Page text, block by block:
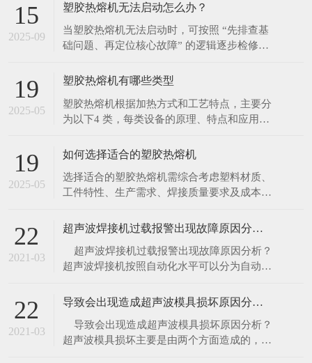
15
2025-09
塑胶热熔机无法启动怎么办？
当塑胶热熔机无法启动时，可按照 “先排查基
础问题、再定位核心故障” 的逻辑逐步检修，
（最常见原因） 检查外部供电链路 确认设备
断电； 测试插座本身是否通电（可插入其他
电器如手机充电器验证），排除插座故障或
19
2025-05
塑胶热熔机有哪些类型
塑胶热熔机根据加热方式和工艺特点，主要分
为以下4 类，每类设备的原理、特点和应用场
一块金属板（热板）至设定温度，将塑料件的
迅速将两塑料件压合，冷却后完成焊接。 特
点 优势：加热面积大、熔深可控，适
19
2025-05
如何选择适合的塑胶热熔机
选择适合的塑胶热熔机需综合考虑塑料材质、
工件特性、生产需求、焊接质量要求及成本预
准匹配设备类型： 一、核心选型维度分析 1.
塑料材质与焊接特性 热塑性塑料（如 PP、
PE、ABS、PC）：适合所有热熔工艺（热
板、热气、超声波、红外）。 热固性塑料
22
2021-03
超声波焊接机过载报警出现故障原因分析？
​ 超声波焊接机过载报警出现故障原因分析？
超声波焊接机按照自动化水平可以分为自动焊
于现代化企业来讲，自动化水平越高越有利于
企业流水线生产，所以自动焊接机的使用是企
业未来的一个趋势。​ 1、空载测试：
22
2021-03
导致会出现造成超声波模具损坏原因分析？
​ 导致会出现造成超声波模具损坏原因分析？
超声波模具损坏主要是由两个方面造成的，是